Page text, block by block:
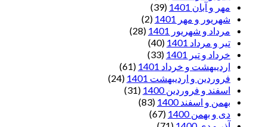
مهر و آبان 1401
(39)
شهریور و مهر 1401
(2)
مرداد و شهریور 1401
(28)
تیر و مرداد 1401
(40)
خرداد و تیر 1401
(33)
اردیبهشت و خرداد 1401
(61)
فروردین و اردیبهشت 1401
(24)
اسفند و فروردین 1400
(31)
بهمن و اسفند 1400
(83)
دی و بهمن 1400
(67)